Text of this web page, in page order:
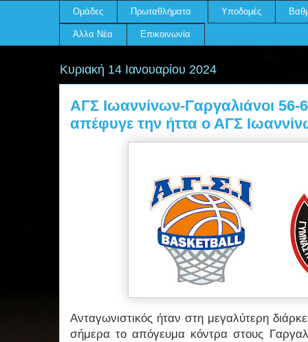
Ομάδες Πρωταθλήματα Υποδομές
Άλλα Νέα Επικοινωνία
Κυριακή 14 Ιανουαρίου 2024
ΑΓΣ Ιωαννίνων-Γαργαλιάνοι
απέφυγε την ήττα ο ΑΓΣ
Ανταγωνιστικός ήταν στη μεγαλύτερη
σήμερα το απόγευμα κόντρα στους